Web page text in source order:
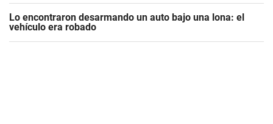
Lo encontraron desarmando un auto bajo una lona: el
vehículo era robado